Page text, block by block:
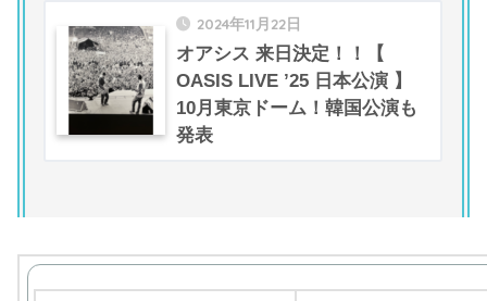
2024年11月22日
オアシス 来日決定！！【
OASIS LIVE ’25 日本公演 】
10月東京ドーム！韓国公演も
発表